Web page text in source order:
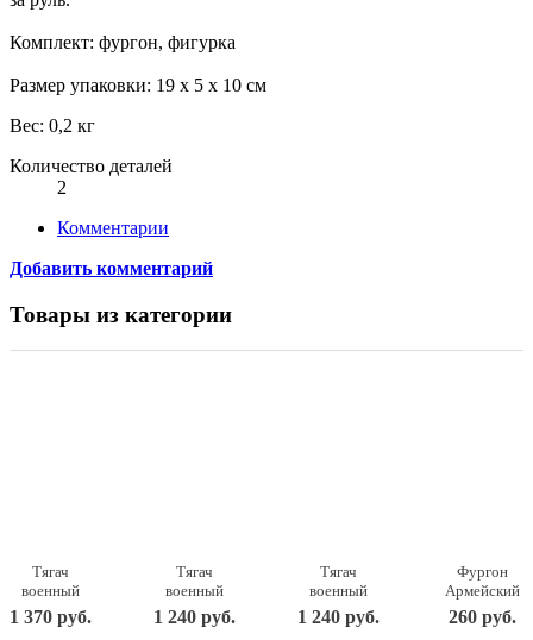
Комплект: фургон, фигурка
Размер упаковки: 19 х 5 х 10 см
Вес: 0,2 кг
Количество деталей
2
Комментарии
Добавить комментарий
Товары из категории
Тягач
военный
Щит с
вертолетом
1 370 руб.
Тягач
военный
Щит с
танком
1 240 руб.
Тягач
военный
Щит с
кунгом
1 240 руб.
Фургон
Армейский
238
260 руб.